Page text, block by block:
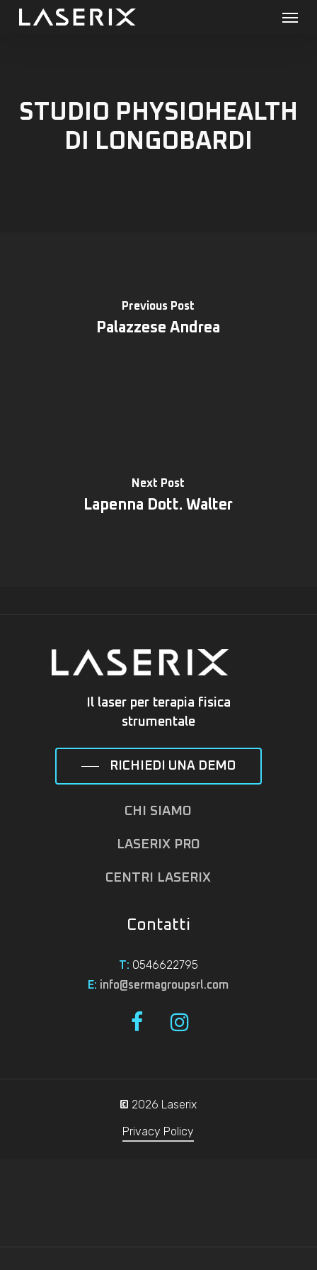
Skip
Menu
STUDIO PHYSIOHEALTH
DI LONGOBARDI
Previous Post
Palazzese Andrea
Next Post
Lapenna Dott. Walter
Il laser per terapia fisica
strumentale
RICHIEDI UNA DEMO
CHI SIAMO
LASERIX PRO
CENTRI LASERIX
Contatti
T: 0546622795
E: info@sermagroupsrl.com
© 2026 Laserix
Privacy Policy